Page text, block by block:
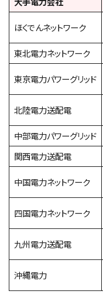
ほくでんネットワーク
東北電力ネットワーク
東京電力パワーグリッド
北陸電力送配電
中部電力パワーグリッド
関西電力送配電
中国電力ネットワーク
四国電力ネットワーク
九州電力送配電
沖縄電力